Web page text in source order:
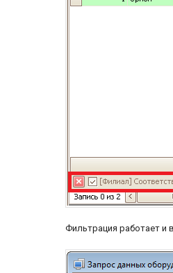
Фильтрация работает и